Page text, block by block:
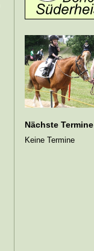
Nächste Termine
Keine Termine